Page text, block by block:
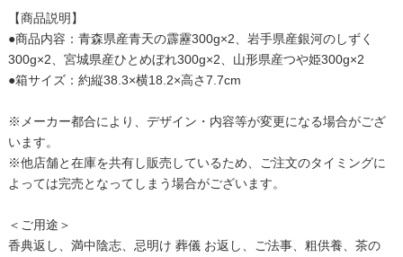
【商品説明】
●商品内容：青森県産青天の霹靂300g×2、岩手県産銀河のしずく
300g×2、宮城県産ひとめぼれ300g×2、山形県産つや姫300g×2
●箱サイズ：約縦38.3×横18.2×高さ7.7cm
※メーカー都合により、デザイン・内容等が変更になる場合がござ
います。
※他店舗と在庫を共有し販売しているため、ご注文のタイミングに
よっては完売となってしまう場合がございます。
＜ご用途＞
香典返し、満中陰志、忌明け 葬儀 お返し、ご法事、粗供養、茶の